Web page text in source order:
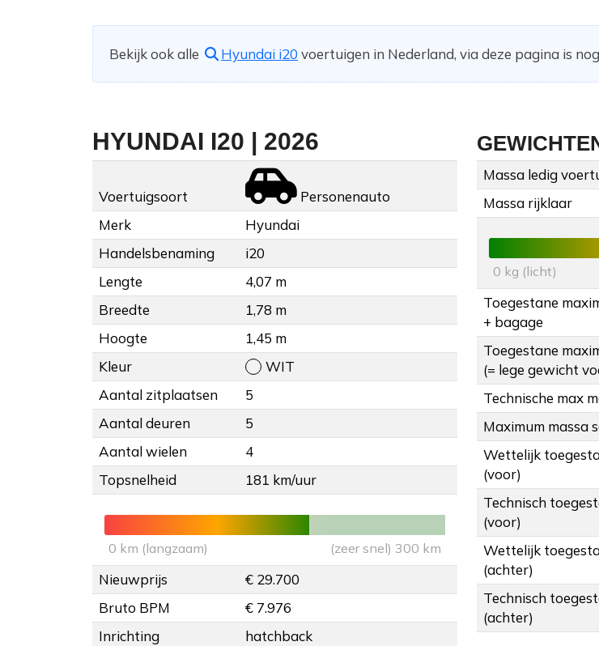
Bekijk ook alle Hyundai i20 voertuigen in Nederland, via deze pagina is
HYUNDAI I20 | 2026
Voertuigsoort
Personenauto
Merk
Hyundai
Handelsbenaming
i20
Lengte
4,07 m
Breedte
1,78 m
Hoogte
1,45 m
Kleur
WIT
Aantal zitplaatsen
5
Aantal deuren
5
Aantal wielen
4
Topsnelheid
181 km/uur
0 km (langzaam) (zeer snel) 300 km
Nieuwprijs
€ 29.700
Bruto BPM
€ 7.976
Inrichting
hatchback
Massa ledig
Massa rijklaar
0 kg (licht)
Toegestane
+ bagage
Toegestane
(= lege gewicht
Technische max
Maximum massa
Wettelijk
(voor)
Technisch
(voor)
Wettelijk
(achter)
Technisch
(achter)